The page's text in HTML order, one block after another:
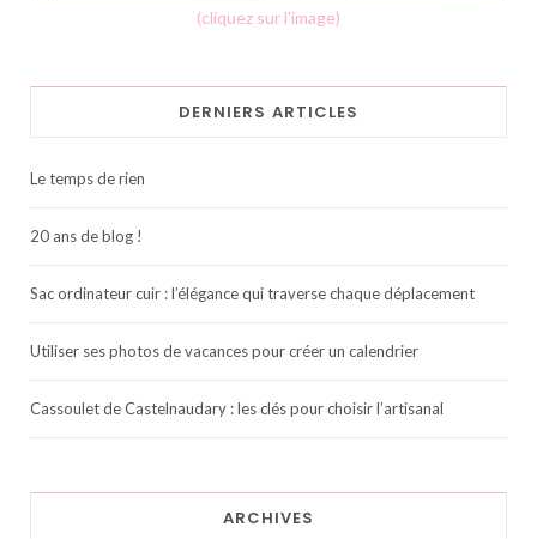
(cliquez sur l'image)
DERNIERS ARTICLES
Le temps de rien
20 ans de blog !
Sac ordinateur cuir : l’élégance qui traverse chaque déplacement
Utiliser ses photos de vacances pour créer un calendrier
Cassoulet de Castelnaudary : les clés pour choisir l’artisanal
ARCHIVES